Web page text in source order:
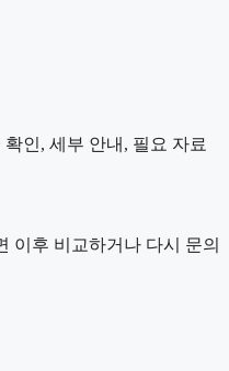
인, 세부 안내, 필요 자료
이후 비교하거나 다시 문의